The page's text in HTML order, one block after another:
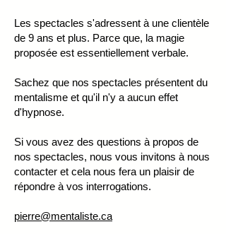
Les spectacles s'adressent à une clientèle
de 9 ans et plus. Parce que, la magie
proposée est essentiellement verbale.
Sachez que nos spectacles présentent du
mentalisme et qu'il n'y a aucun effet
d'hypnose.
Si vous avez des questions à propos de
nos spectacles, nous vous invitons à nous
contacter et cela nous fera un plaisir de
répondre à vos interrogations.
pierre@mentaliste.ca​​​